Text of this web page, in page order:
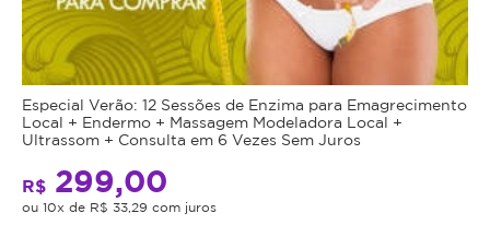
Após
o
tratamento
não
será
possível
a
transferência
Resultados
Visíveis
O
Shine
Face
é
um
Muse...
VER OFERTAS
DESSE
Especial Verão: 12 Sessões de Enzima para Emagrecimento
Local + Endermo + Massagem Modeladora Local +
Ultrassom + Consulta em 6 Vezes Sem Juros
R$ 299,00
ou 10x de R$ 33,29 com juros